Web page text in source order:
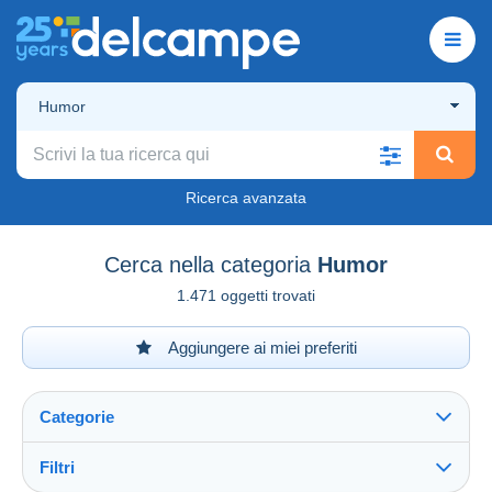
Humor
Ricerca avanzata
Cerca nella categoria Humor
1.471 oggetti trovati
Aggiungere ai miei preferiti
Categorie
Filtri